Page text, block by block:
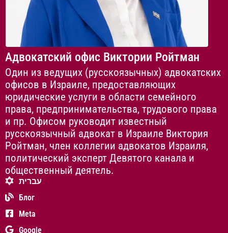
Адвокатский офис Виктории Ройтман
Один из ведущих (русскоязычных) адвокатских
офисов в Израиле, предоставляющих
юридические услуги в области семейного
права, предпринимательства, трудового права
и пр. Офисом руководит известный
русскоязычный адвокат в Израиле Виктория
Ройтман, член коллегии адвокатов Израиля,
политический эксперт Девятого канала и
общественный деятель.
עברית
Блог
Meta
Google